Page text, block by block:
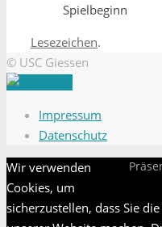
Spielbeginn
Lesezeichen.
© USC Giessen
Impressum
Datenschutz
Wir verwenden
Cookies, um
sicherzustellen, dass Sie